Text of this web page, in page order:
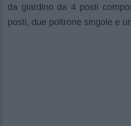
da giardino da 4 posti
posti, due poltrone singole e